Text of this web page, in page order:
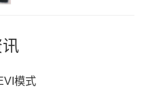
模式